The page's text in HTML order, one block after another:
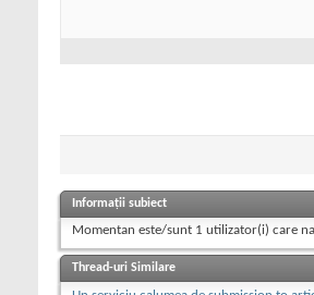
Informații subiect
Momentan este/sunt 1 utilizator(i) care
Thread-uri Similare